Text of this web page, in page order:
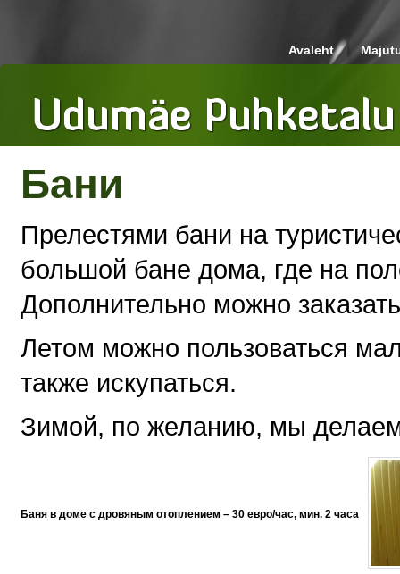
Avaleht
Бани
Прелестями бани на
большой бане дома, где на
Дополнительно можно
Летом можно пользоваться
также искупаться.
Зимой, по желанию, мы
Баня в доме с дровяным отоплением – 30 евро/час, мин. 2 часа